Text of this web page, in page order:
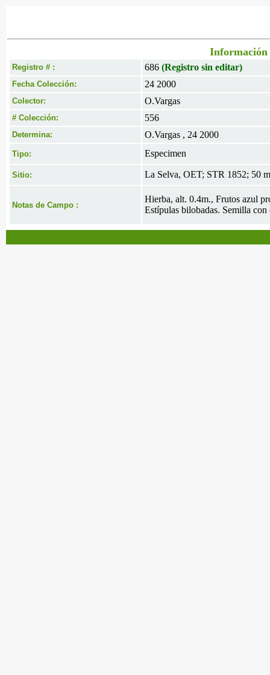
Información
Registro # : 686 (Registro sin editar)
Fecha Colección: 24 2000
Colector: O.Vargas
# Colección: 556
Determina: O.Vargas , 24 2000
Tipo: Especimen
Sitio: La Selva, OET; STR 1852; 50
Notas de Campo :
Hierba, alt. 0.4m., Frutos azul
Estípulas bilobadas. Semilla